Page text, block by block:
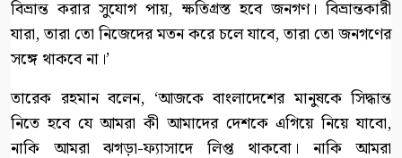
বিভ্রান্ত করার সুযোগ পায়, ক্ষতিগ্রস্ত হবে জনগণ। বিভ্রান্তকারী
যারা, তারা তো নিজেদের মতন করে চলে যাবে, তারা তো জনগণের
সঙ্গে থাকবে না।’
তারেক রহমান বলেন, ‘আজকে বাংলাদেশের মানুষকে সিদ্ধান্ত
নিতে হবে যে আমরা কী আমাদের দেশকে এগিয়ে নিয়ে যাবো,
নাকি আমরা ঝগড়া-ফ্যাসাদে লিপ্ত থাকবো। নাকি আমরা